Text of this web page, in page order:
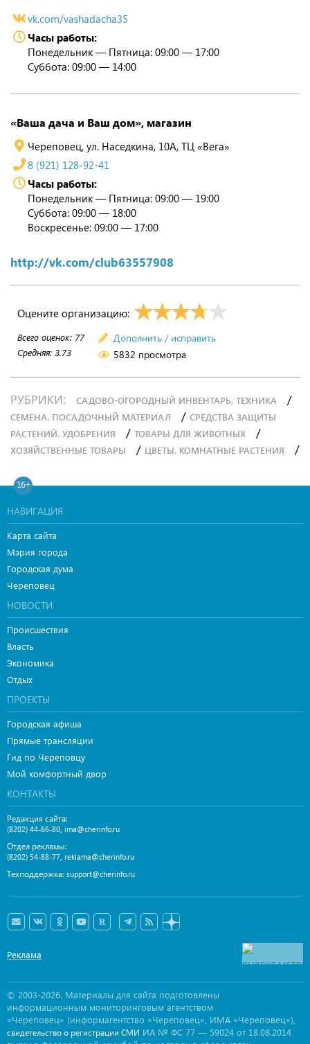
vk.com/vashadacha35
Часы работы:
Понедельник — Пятница: 09:00 — 17:00
Суббота: 09:00 — 14:00
«Ваша дача и Ваш дом», магазин
Череповец, ул. Наседкина, 10А, ТЦ «Вега»
8 (921) 128-92-41
Часы работы:
Понедельник — Пятница: 09:00 — 19:00
Суббота: 09:00 — 18:00
Воскресенье: 09:00 — 17:00
http://vk.com/club63557908
Оцените организацию:
Всего оценок: 77
Средняя: 3.73
Дополнить / исправить
5832 просмотра
РУБРИКИ: САДОВО-ОГОРОДНЫЙ ИНВЕНТАРЬ, ТЕХНИКА /
СЕМЕНА. ПОСАДОЧНЫЙ МАТЕРИАЛ / СРЕДСТВА ЗАЩИТЫ
РАСТЕНИЙ. УДОБРЕНИЯ
/ ТОВАРЫ ДЛЯ ЖИВОТНЫХ /
ХОЗЯЙСТВЕННЫЕ ТОВАРЫ / ЦВЕТЫ. КОМНАТНЫЕ РАСТЕНИЯ /
16+
НАВИГАЦИЯ
Карта сайта
Мэрия города
Городская дума
Череповец
НОВОСТИ
Происшествия
Власть
Экономика
Отдых
ПРОЕКТЫ
Городская афиша
Прямые трансляции
Гид по Череповцу
Мой комфортный двор
КОНТАКТЫ
Редакция сайта:
(8202) 44-66-80 ima@cherinfo.ru
Отдел рекламы:
(8202) 54-88-77 reklama@cherinfo.ru
Техподдержка: support@cherinfo.ru
Реклама
© 2003-2026. Материалы для сайта подготовлены
информационным мониторинговым агентством
«Череповец» (информагентство «Череповец», ИМА «Череповец»),
свидетельство о регистрации СМИ ИА № ФС 77 — 59024 от 18.08.2014